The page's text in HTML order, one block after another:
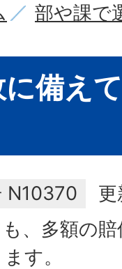
部や課で
備え
N10370
、多額の
す。